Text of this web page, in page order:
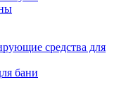
средства для
бани